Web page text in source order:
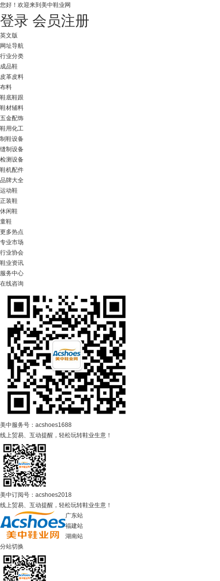
您好！ 欢迎来到美中鞋业网
登录 会员注册
英文版
网址导航
行业分类
成品鞋
皮革皮料
布料
鞋底鞋跟
鞋材辅料
五金配饰
鞋用化工
制鞋设备
缝制设备
检测设备
鞋机配件
品牌大全
运动鞋
正装鞋
休闲鞋
童鞋
更多热点
专业市场
行业协会
鞋业资讯
服务中心
在线咨询
美中服务号：acshoes1688
线上贸易、互动提醒，轻松玩转鞋业生意！
美中订阅号：acshoes2018
线上贸易、互动提醒，轻松玩转鞋业生意！
广东站
福建站
湖南站
分站切换